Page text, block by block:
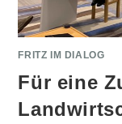
FRITZ IM DIALOG
Für eine